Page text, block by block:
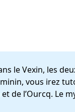
le Vexin, les
vous irez
de l’Ourcq. Le